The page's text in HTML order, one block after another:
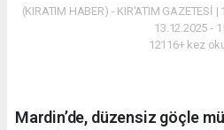
(KIRATIM HABER) - KIR'ATIM GAZETESİ
13.12.2025 -
12116+ kez
Mardin’de, düzensiz göçle